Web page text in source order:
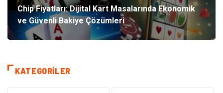
Chip Fiyatları: Dijital Kart Masalarında Ekonomik
ve Güvenli Bakiye Çözümleri
KATEGORILER